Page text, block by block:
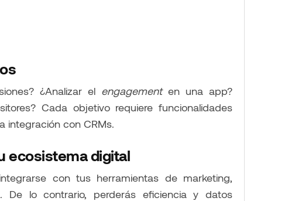
¿Analizar el engagement en una app?
Cada objetivo requiere funcionalidades
integración con CRMs.
ecosistema digital
con tus herramientas de marketing,
De lo contrario, perderás eficiencia y datos